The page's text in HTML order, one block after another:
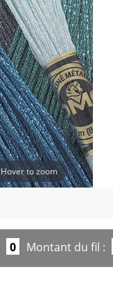
Hover to zoom
0 Montant du fil :